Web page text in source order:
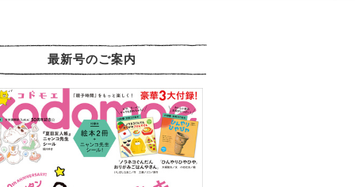
最新号のご案内